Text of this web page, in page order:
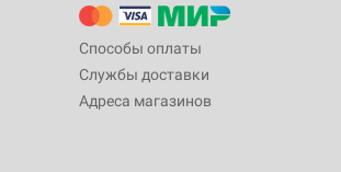
Способы оплаты
Службы доставки
Адреса магазинов